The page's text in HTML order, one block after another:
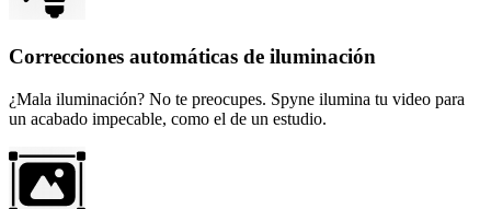
Correcciones automáticas de iluminación
¿Mala iluminación? No te preocupes. Spyne ilumina tu video para
un acabado impecable, como el de un estudio.